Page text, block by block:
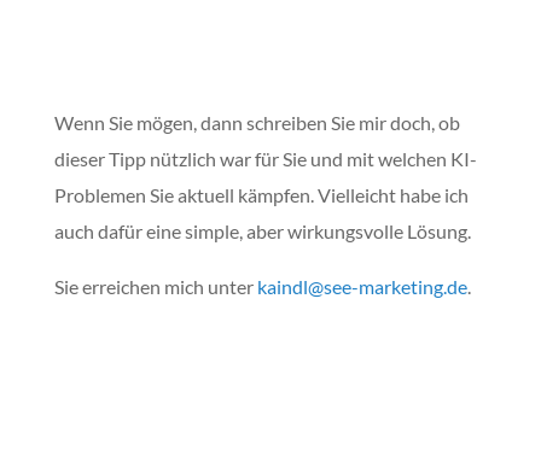
Wenn Sie mögen, dann schreiben Sie mir doch, ob
dieser Tipp nützlich war für Sie und mit welchen KI-
Problemen Sie aktuell kämpfen. Vielleicht habe ich
auch dafür eine simple, aber wirkungsvolle Lösung.
Sie erreichen mich unter kaindl@see-marketing.de.